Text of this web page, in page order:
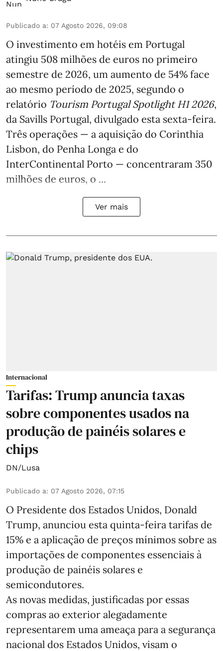
Publicado a: 07 Agosto 2026, 09:08
O investimento em hotéis em Portugal
atingiu 508 milhões de euros no primeiro
semestre de 2026, um aumento de 54% face
ao mesmo período de 2025, segundo o
relatório Tourism Portugal Spotlight H1 2026,
da Savills Portugal, divulgado esta sexta-feira.
Três operações — a aquisição do Corinthia
Lisbon, do Penha Longa e do
InterContinental Porto — concentraram 350
milhões de euros, o ...
Ver mais
Internacional
Tarifas: Trump anuncia taxas
sobre componentes usados na
produção de painéis solares e
chips
DN/Lusa
Publicado a: 07 Agosto 2026, 07:15
O Presidente dos Estados Unidos, Donald
Trump, anunciou esta quinta-feira tarifas de
15% e a aplicação de preços mínimos sobre as
importações de componentes essenciais à
produção de painéis solares e
semicondutores.
As novas medidas, justificadas por essas
compras ao exterior alegadamente
representarem uma ameaça para a segurança
nacional dos Estados Unidos, visam o